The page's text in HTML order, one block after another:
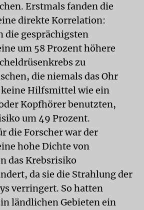
Erstmals fanden die
direkte Korrelation:
die gesprächigsten
um 58 Prozent höhere
zu
die niemals das Ohr
Hilfsmittel wie ein
Kopfhörer benutzten,
um 49 Prozent.
die Forscher war der
hohe Dichte von
das Krebsrisiko
da sie die Strahlung der
verringert. So hatten
ländlichen Gebieten ein